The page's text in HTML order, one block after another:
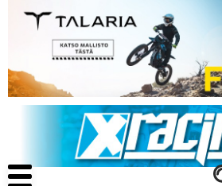
pääsisältöön
Main